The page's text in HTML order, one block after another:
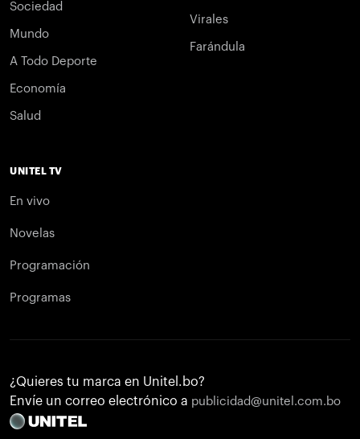
Sociedad
Mundo
A Todo Deporte
Economía
Salud
Virales
Farándula
UNITEL TV
En vivo
Novelas
Programación
Programas
¿Quieres tu marca en Unitel.bo?
Envíe un correo electrónico a publicidad@unitel.com.bo